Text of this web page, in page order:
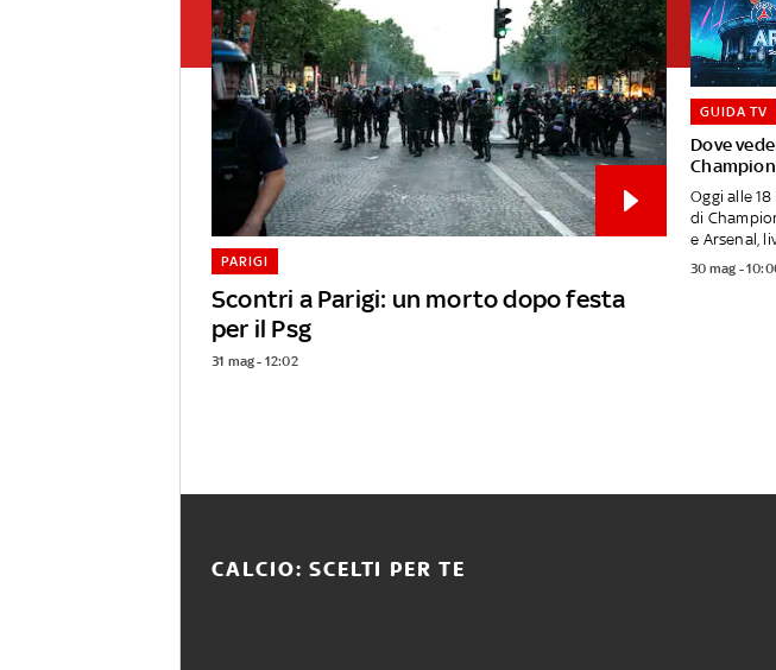
Scontri a Parigi: un morto dopo festa
per il Psg
PARIGI
31 mag - 12:02
Dove
GUIDA TV
Oggi alle
di
e Arsenal,
30 mag -
CALCIO: SCELTI PER TE